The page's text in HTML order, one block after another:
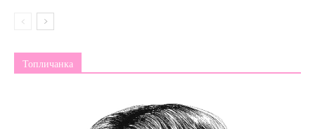
Топличанка